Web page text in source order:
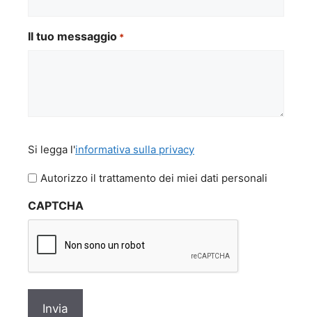
Il tuo messaggio *
legga
l'informativa
privacy
Si legga l'informativa sulla privacy
Autorizzo il trattamento dei miei dati personali
CAPTCHA